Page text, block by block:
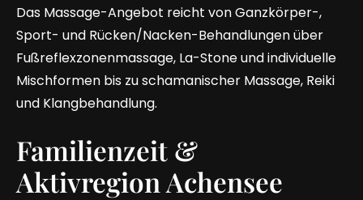
Das Massage-Angebot reicht von Ganzkörper-,
Sport- und Rücken/Nacken-Behandlungen über
Fußreflexzonenmassage, La-Stone und individuelle
Mischformen bis zu schamanischer Massage, Reiki
und Klangbehandlung.
Familienzeit &
Aktivregion Achensee